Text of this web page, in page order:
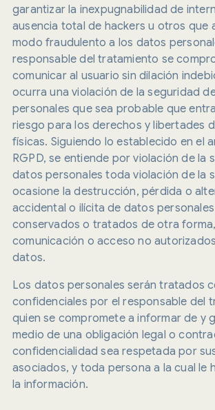
garantizar la inexpugnabilidad de
ausencia total de hackers u otros que
modo fraudulento a los datos
responsable del tratamiento se
comunicar al usuario sin dilación
ocurra una violación de la seguridad
personales que sea probable que
riesgo para los derechos y libertades
físicas. Siguiendo lo establecido en el
RGPD, se entiende por violación de la
datos personales toda violación de la
ocasione la destrucción, pérdida o
accidental o ilícita de datos
conservados o tratados de otra
comunicación o acceso no
datos.
Los datos personales serán tratados
confidenciales por el responsable del
quien se compromete a informar de y
medio de una obligación legal o
confidencialidad sea respetada por
asociados, y toda persona a la cual le
la información.